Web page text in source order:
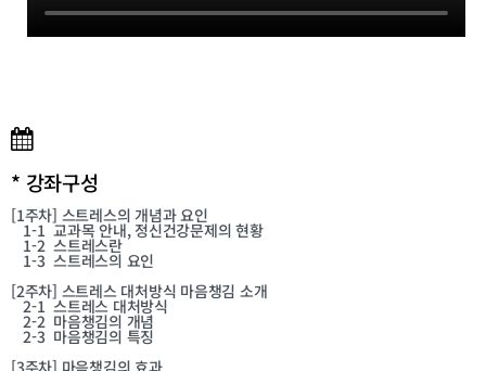
* 강좌구성
[1주차] 스트레스의 개념과 요인
1-1교과목 안내, 정신건강문제의 현황
1-2 스트레스란
1-3스트레스의 요인
[2주차] 스트레스 대처방식 마음챙김 소개
2-1스트레스 대처방식
2-2 마음챙김의 개념
2-3마음챙김의 특징
[3주차] 마음챙김의 효과